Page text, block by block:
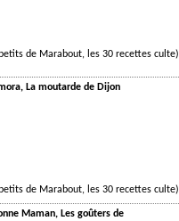
de Marabout, les 30 recettes culte)
La moutarde de Dijon
de Marabout, les 30 recettes culte)
Maman, Les goûters de